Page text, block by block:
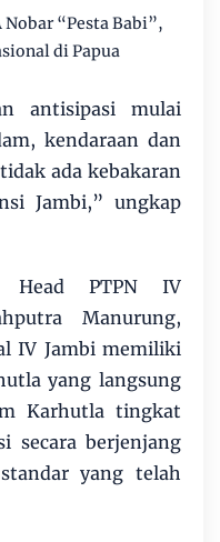
Nobar “Pesta Babi”,
di Papua
antisipasi mulai
kendaraan dan
ada kebakaran
Jambi,” ungkap
Head PTPN IV
Manurung,
IV Jambi memiliki
yang langsung
Karhutla tingkat
secara berjenjang
yang telah